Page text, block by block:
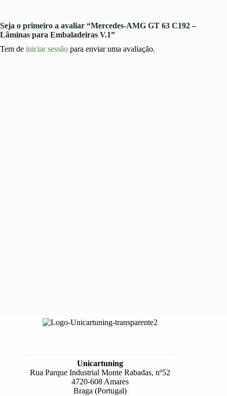
Seja o primeiro a avaliar “Mercedes-AMG GT 63 C192 –
Lâminas para Embaladeiras V.1”
Tem de iniciar sessão para enviar uma avaliação.
Unicartuning
Rua Parque Industrial Monte Rabadas, nº52
4720-608 Amares
Braga (Portugal)